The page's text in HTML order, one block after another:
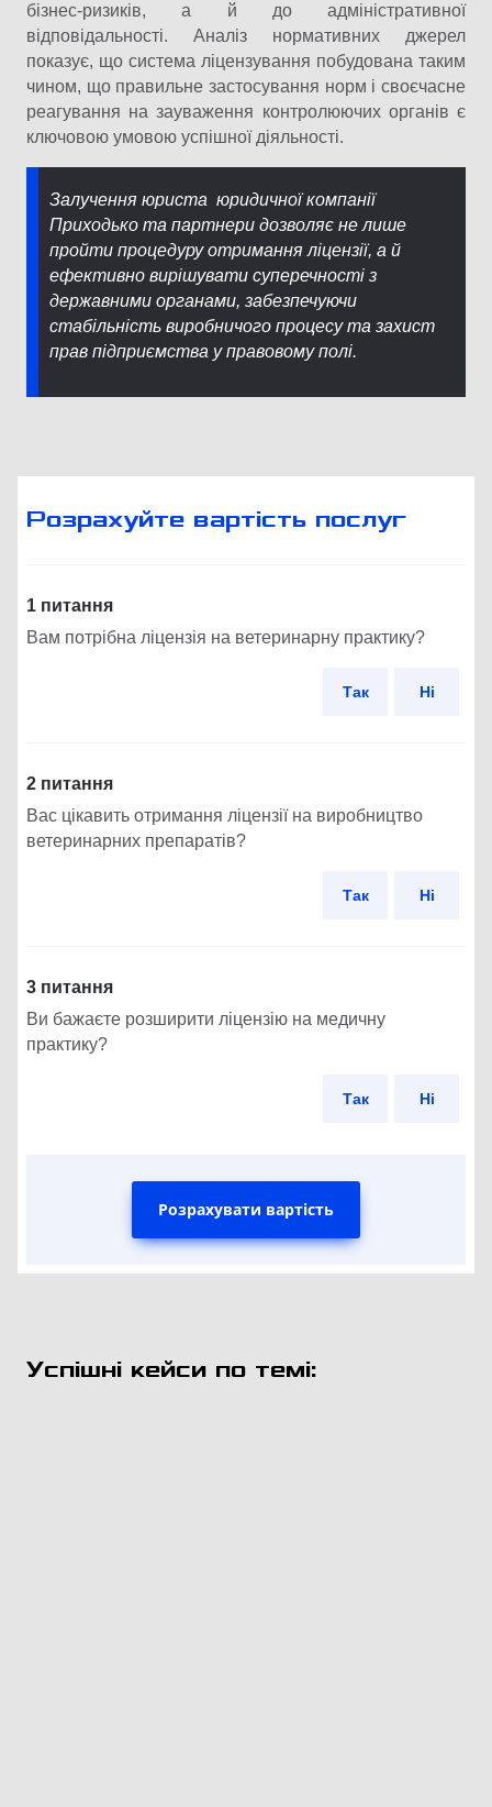
бізнес-ризиків, а й до адміністративної
відповідальності. Аналіз нормативних джерел
показує, що система ліцензування побудована таким
чином, що правильне застосування норм і своєчасне
реагування на зауваження контролюючих органів є
ключовою умовою успішної діяльності.
Залучення юриста юридичної компанії
Приходько та партнери дозволяє не лише
пройти процедуру отримання ліцензії, а й
ефективно вирішувати суперечності з
державними органами, забезпечуючи
стабільність виробничого процесу та захист
прав підприємства у правовому полі.
Розрахуйте вартість послуг
1 питання
Вам потрібна ліцензія на ветеринарну практику?
Так Ні
2 питання
Вас цікавить отримання ліцензії на виробництво
ветеринарних препаратів?
Так Ні
3 питання
Ви бажаєте розширити ліцензію на медичну
практику?
Так Ні
Розрахувати вартість
Успішні кейси по темі: